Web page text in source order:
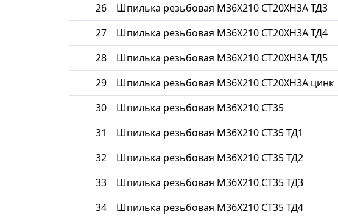
26 Шпилька резьбовая М36Х210 СТ20ХН3А ТД3
27 Шпилька резьбовая М36Х210 СТ20ХН3А ТД4
28 Шпилька резьбовая М36Х210 СТ20ХН3А ТД5
29 Шпилька резьбовая М36Х210 СТ20ХН3А цинк
30 Шпилька резьбовая М36Х210 СТ35
31 Шпилька резьбовая М36Х210 СТ35 ТД1
32 Шпилька резьбовая М36Х210 СТ35 ТД2
33 Шпилька резьбовая М36Х210 СТ35 ТД3
34 Шпилька резьбовая М36Х210 СТ35 ТД4